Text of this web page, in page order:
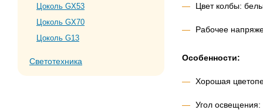
Цоколь GX53
Цоколь GX70
Цоколь G13
Светотехника
Цвет колбы:
Рабочее
Особенности:
Хорошая
Угол освещения: